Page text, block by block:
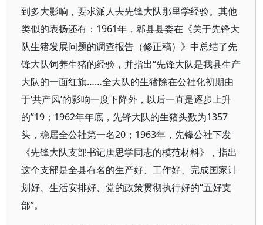
到多大影响，要求派人去先锋大队那里学经验。其他
类似的表扬还有：1961年，郫县县委在《关于先锋大
队生猪发展问题的调查报告（修正稿）》中总结了先
锋大队饲养生猪的经验，并指出“先锋大队是我县生产
大队的一面红旗……全大队的生猪除在公社化初期由
于‘共产风’的影响一度下降外，以后一直是逐步上升
的”19；1962年年底，先锋大队的生猪头数为1357
头，稳居全公社第一名20；1963年，先锋公社下发
《先锋大队支部书记唐思学同志的模范材料》，指出
这个支部是全县有名的生产好、工作好、完成国家计
划好、生活安排好、党的政策贯彻执行好的“五好支
部”。